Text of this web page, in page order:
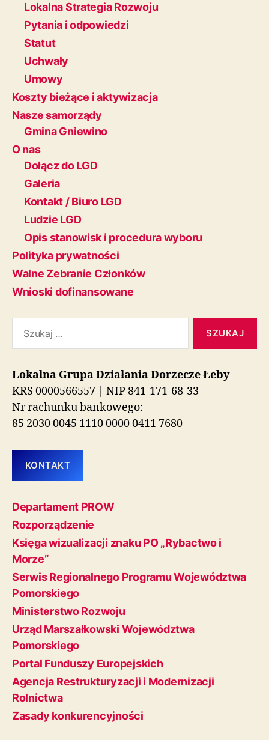
Lokalna Strategia Rozwoju
Pytania i odpowiedzi
Statut
Uchwały
Umowy
Koszty bieżące i aktywizacja
Nasze samorządy
Gmina Gniewino
O nas
Dołącz do LGD
Galeria
Kontakt / Biuro LGD
Ludzie LGD
Opis stanowisk i procedura wyboru
Polityka prywatności
Walne Zebranie Członków
Wnioski dofinansowane
Lokalna Grupa Działania Dorzecze Łeby
KRS 0000566557 | NIP 841-171-68-33
Nr rachunku bankowego:
85 2030 0045 1110 0000 0411 7680
KONTAKT
Departament PROW
Rozporządzenie
Księga wizualizacji znaku PO „Rybactwo i
Morze”
Serwis Regionalnego Programu Województwa
Pomorskiego
Ministerstwo Rozwoju
Urząd Marszałkowski Województwa
Pomorskiego
Portal Funduszy Europejskich
Agencja Restrukturyzacji i Modernizacji
Rolnictwa
Zasady konkurencyjności